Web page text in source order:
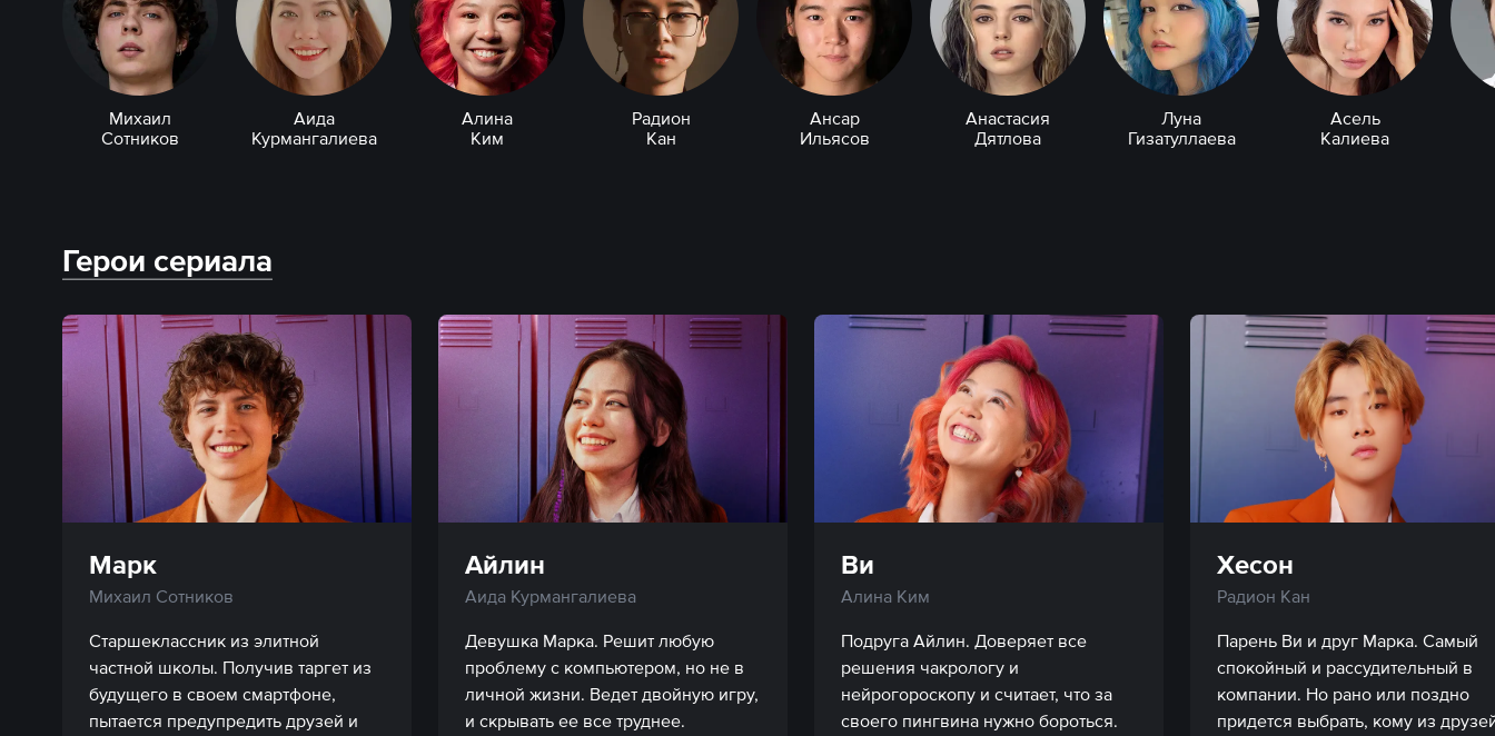
Михаил
Сотников
Аида
Курмангалиева
Алина
Ким
Радион
Кан
Ансар
Ильясов
Анастасия
Дятлова
Луна
Гизатуллаева
Асель
Калиева
Герои сериала
Марк
Михаил Сотников
Старшеклассник из элитной
частной школы. Получив таргет из
будущего в своем смартфоне,
пытается предупредить друзей и
Айлин
Аида Курмангалиева
Девушка Марка. Решит любую
проблему с компьютером, но не в
личной жизни. Ведет двойную игру,
и скрывать ее все труднее.
Ви
Алина Ким
Подруга Айлин. Доверяет все
решения чакрологу и
нейрогороскопу и считает, что за
своего пингвина нужно бороться.
Хесон
Радион Кан
Парень Ви и друг Марка. Самый
спокойный и рассудительный в
компании. Но рано или поздно
придется выбрать, кому из